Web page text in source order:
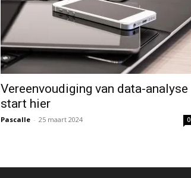
Vereenvoudiging van data-analyse
start hier
Pascalle - 25 maart 2024 0